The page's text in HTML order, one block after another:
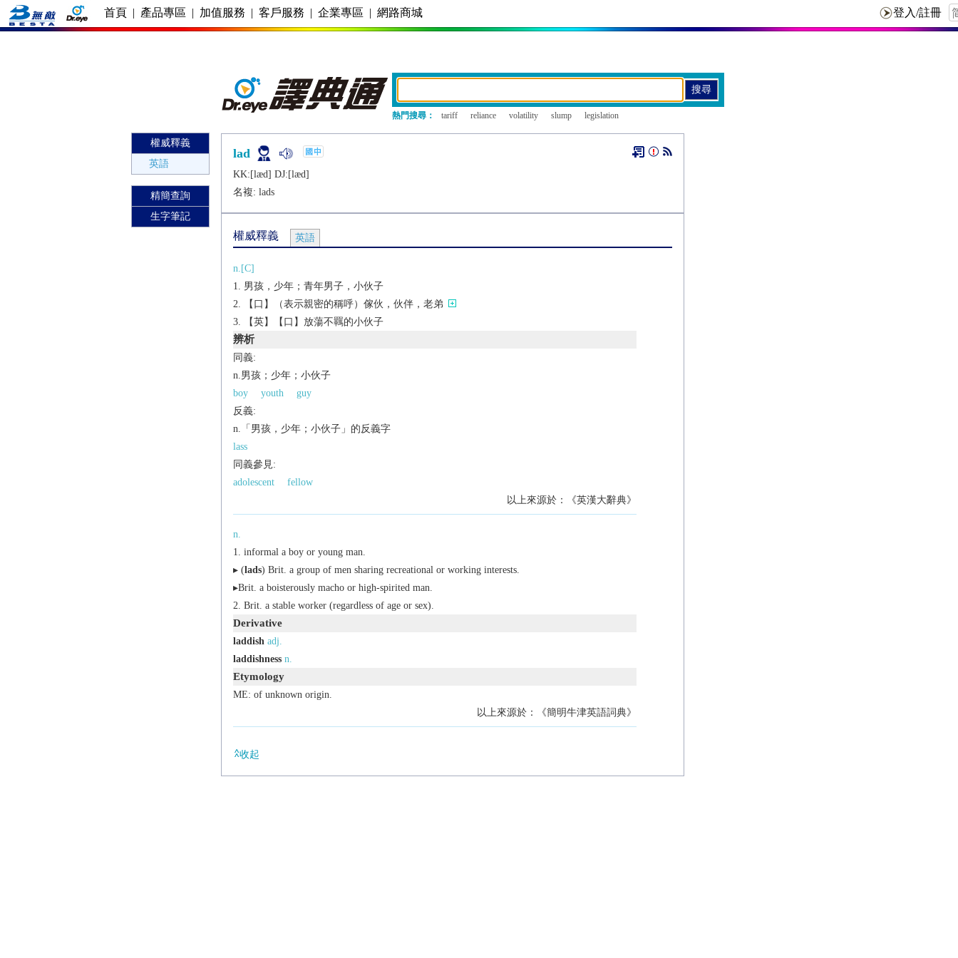
首頁 | 產品專區 | 加值服務 | 客戶服務 | 企業專區 | 網路商城
熱門搜尋： tariff reliance volatility slump legislation
權威釋義
英語
精簡查詢
生字筆記
lad
KK:[læd] DJ:[læd]
名複: lads
權威釋義 英語
n.[C]
男孩，少年；青年男子，小伙子
【口】（表示親密的稱呼）傢伙，伙伴，老弟
【英】【口】放蕩不羈的小伙子
辨析
同義:
n.男孩；少年；小伙子
boy
youth
guy
反義:
n.「男孩，少年；小伙子」的反義字
lass
同義參見:
adolescent
fellow
以上來源於：《英漢大辭典》
n.
informal a boy or young man.
▸ (lads) Brit. a group of men sharing recreational or working interests.
▸Brit. a boisterously macho or high-spirited man.
Brit. a stable worker (regardless of age or sex).
Derivative
laddish adj.
laddishness n.
Etymology
ME: of unknown origin.
以上來源於：《簡明牛津英語詞典》
收起